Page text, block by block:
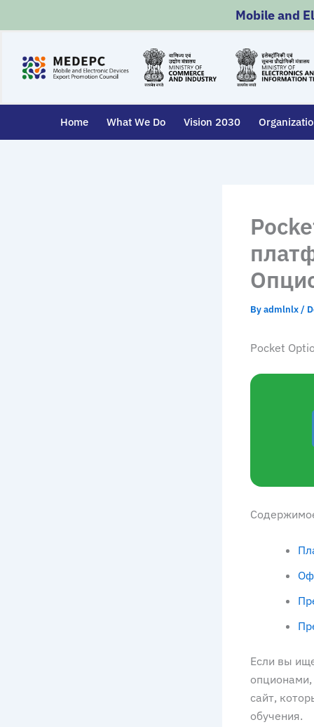
to
Mobile and
Home What We Do Vision 2030
Byadmlnlx/
Pocket
Если вы
опционами,
сайт,
обучения.